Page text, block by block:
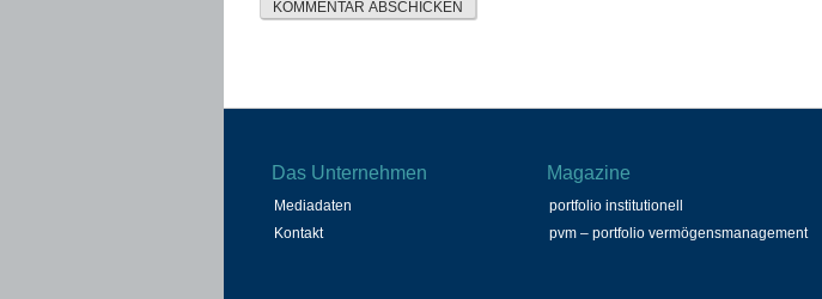
Das Unternehmen
Mediadaten
Kontakt
Magazine
portfolio institutionell
pvm – portfolio vermögensmanagement